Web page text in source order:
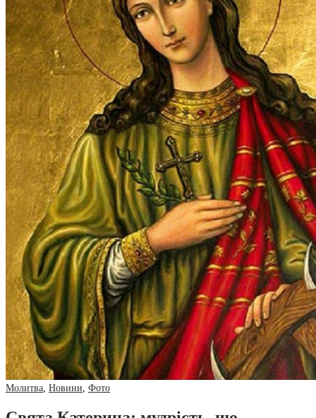
Молитва Новини Фото